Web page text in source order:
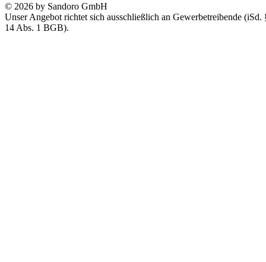
© 2026 by Sandoro GmbH
Unser Angebot richtet sich ausschließlich an Gewerbetreibende (iSd.
14 Abs. 1 BGB).